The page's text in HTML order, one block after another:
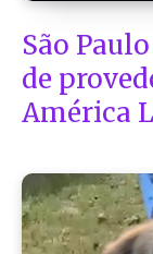
São
de
América